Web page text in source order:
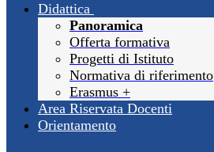
Didattica
Panoramica
Offerta formativa
Progetti di Istituto
Normativa di riferimento
Erasmus +
Area Riservata Docenti
Orientamento